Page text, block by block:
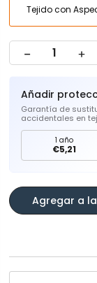
Tejido con
Añadir
Garantía de
accidentales en
1 año
€5,21
Agregar a